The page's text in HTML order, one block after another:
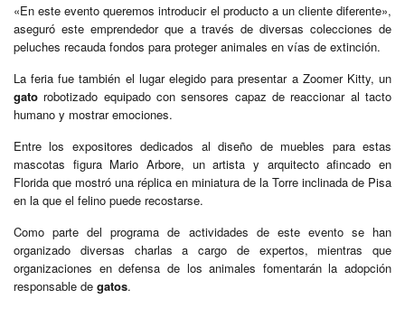
«En este evento queremos introducir el producto a un cliente diferente»,
aseguró este emprendedor que a través de diversas colecciones de
peluches recauda fondos para proteger animales en vías de extinción.
La feria fue también el lugar elegido para presentar a Zoomer Kitty, un
gato robotizado equipado con sensores capaz de reaccionar al tacto
humano y mostrar emociones.
Entre los expositores dedicados al diseño de muebles para estas
mascotas figura Mario Arbore, un artista y arquitecto afincado en
Florida que mostró una réplica en miniatura de la Torre inclinada de Pisa
en la que el felino puede recostarse.
Como parte del programa de actividades de este evento se han
organizado diversas charlas a cargo de expertos, mientras que
organizaciones en defensa de los animales fomentarán la adopción
responsable de gatos.